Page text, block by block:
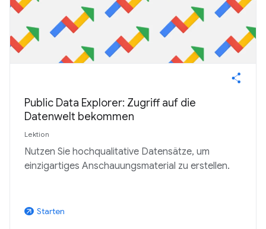
Public Data Explorer: Zugriff auf die
Datenwelt bekommen
Lektion
Nutzen Sie hochqualitative Datensätze, um
einzigartiges Anschauungsmaterial zu erstellen.
arrow_outward Starten